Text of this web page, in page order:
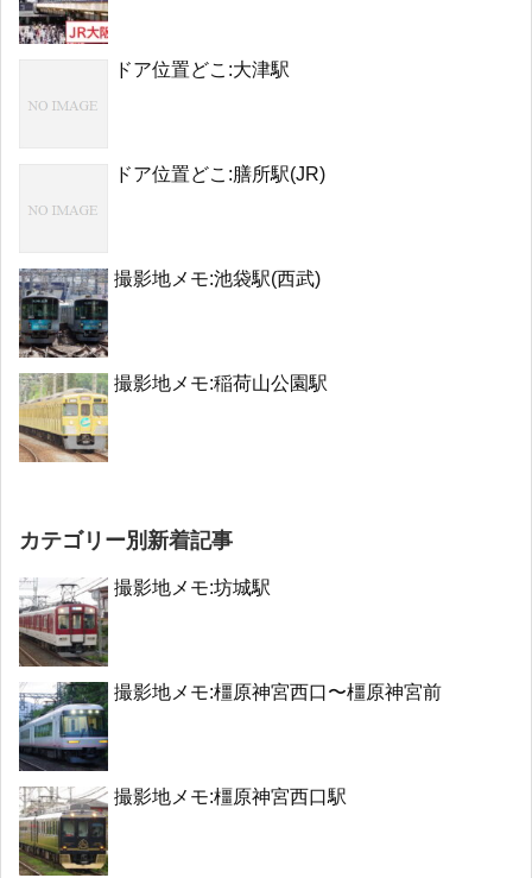
ドア位置どこ:大津駅
ドア位置どこ:膳所駅(JR)
撮影地メモ:池袋駅(西武)
撮影地メモ:稲荷山公園駅
カテゴリー別新着記事
撮影地メモ:坊城駅
撮影地メモ:橿原神宮西口〜橿原神宮前
撮影地メモ:橿原神宮西口駅